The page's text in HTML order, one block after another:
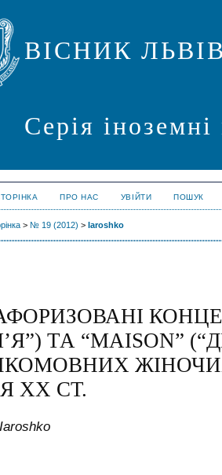
ВІСНИК
Серія
ПРО НАС УВІЙТИ ПОШУК
> № 19 (2012) > Iaroshko
ТА “MAISON”
ХХ СТ.